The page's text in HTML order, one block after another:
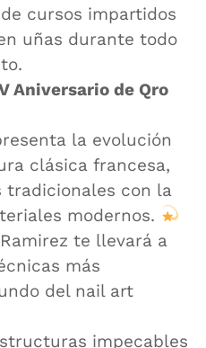
cursos impartidos
uñas durante todo
Aniversario de Qro
la evolución
clásica francesa,
tradicionales con la
modernos.
te llevará a
más
del nail art
impecables